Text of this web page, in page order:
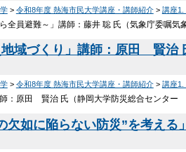
> 令和8年度 熱海市民大学講座・講師紹介> 講座1.
全員避難～」講師：藤井 聡 氏（気象庁委嘱
域づくり」講師：原田 賢
> 令和8年度 熱海市民大学講座・講師紹介> 講座1.
：原田 賢治 氏（静岡大学防災総合センタ
欠如に陥らない防災”を考え